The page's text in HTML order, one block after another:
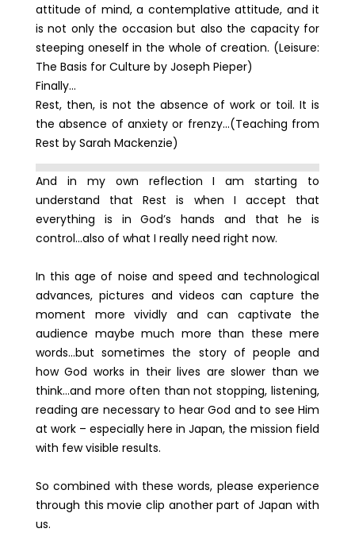
attitude of mind, a contemplative attitude, and it
is not only the occasion but also the capacity for
steeping oneself in the whole of creation. (Leisure:
The Basis for Culture by Joseph Pieper)
Finally…
Rest, then, is not the absence of work or toil. It is
the absence of anxiety or frenzy…(Teaching from
Rest by Sarah Mackenzie)
And in my own reflection I am starting to
understand that Rest is when I accept that
everything is in God’s hands and that he is
control…also of what I really need right now.
In this age of noise and speed and technological
advances, pictures and videos can capture the
moment more vividly and can captivate the
audience maybe much more than these mere
words…but sometimes the story of people and
how God works in their lives are slower than we
think…and more often than not stopping, listening,
reading are necessary to hear God and to see Him
at work – especially here in Japan, the mission field
with few visible results.
So combined with these words, please experience
through this movie clip another part of Japan with
us.